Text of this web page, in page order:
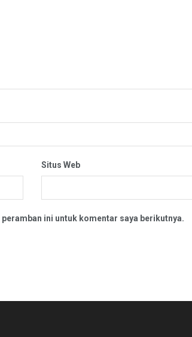
Situs Web
ini untuk komentar saya berikutnya.